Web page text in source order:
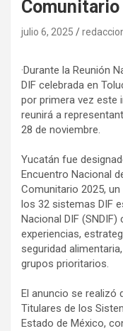
Comunitario
julio 6, 2025
·Durante la Reunión
DIF celebrada en
por primera vez este
reunirá a
28 de noviembre.
Yucatán fue
Encuentro Nacional
Comunitario 2025,
los 32 sistemas DIF
Nacional DIF
experiencias,
seguridad
grupos prioritarios.
El anuncio se realizó
Titulares de los
Estado de México,